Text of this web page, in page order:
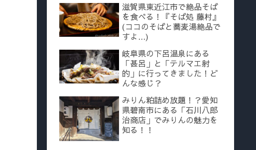
滋賀県東近江市で絶品そば
を食べる！『そば処 藤村』
(ココのそばと蕎麦湯絶品で
すよ...)
岐阜県の下呂温泉にある
「甚呂」と「テルマエ射
的」に行ってきました！ど
んな感じ？
みりん粕詰め放題！？愛知
県碧南市にある「石川八郎
治商店」でみりんの魅力を
知る！！